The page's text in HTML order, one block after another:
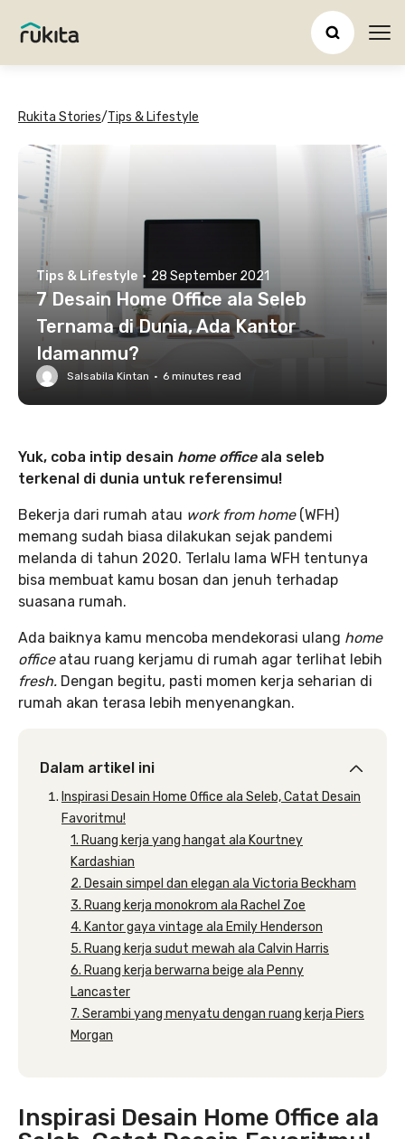
Rukita Stories/Tips & Lifestyle
Tips & Lifestyle · 28 September 2021
7 Desain Home Office ala Seleb
Ternama di Dunia, Ada Kantor
Idamanmu?
Salsabila Kintan · 6 minutes read
Yuk, coba intip desain home office ala seleb
terkenal di dunia untuk referensimu!
Bekerja dari rumah atau work from home (WFH)
memang sudah biasa dilakukan sejak pandemi
melanda di tahun 2020. Terlalu lama WFH tentunya
bisa membuat kamu bosan dan jenuh terhadap
suasana rumah.
Ada baiknya kamu mencoba mendekorasi ulang home
office atau ruang kerjamu di rumah agar terlihat lebih
fresh. Dengan begitu, pasti momen kerja seharian di
rumah akan terasa lebih menyenangkan.
Dalam artikel ini
Inspirasi Desain Home Office ala Seleb, Catat Desain
Favoritmu!
1. Ruang kerja yang hangat ala Kourtney
Kardashian
2. Desain simpel dan elegan ala Victoria Beckham
3. Ruang kerja monokrom ala Rachel Zoe
4. Kantor gaya vintage ala Emily Henderson
5. Ruang kerja sudut mewah ala Calvin Harris
6. Ruang kerja berwarna beige ala Penny
Lancaster
7. Serambi yang menyatu dengan ruang kerja Piers
Morgan
Inspirasi Desain Home Office ala